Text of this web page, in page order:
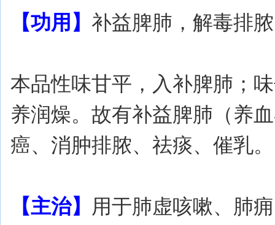
【功用】 补益脾肺，解毒排
本品性味甘平，入补脾肺；
养润燥。故有补益脾肺（养
癌、消肿排脓、祛痰、催乳。
【主治】 用于肺虚咳嗽、肺